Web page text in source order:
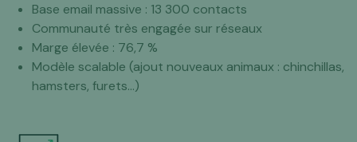
Base email massive : 13 300 contacts
Communauté très engagée sur réseaux
Marge élevée : 76,7 %
Modèle scalable (ajout nouveaux animaux : chinchillas,
hamsters, furets…)